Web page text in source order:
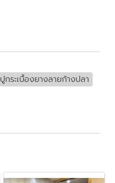
ปูกระเบื้องยางลายก้างปลา